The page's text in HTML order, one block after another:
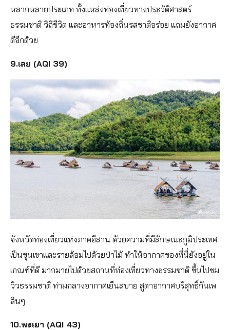
หลากหลายประเภท ทั้งแหล่งท่องเที่ยวทางประวัติศาสตร์
ธรรมชาติ วิถีชีวิต และอาหารท้องถิ่นรสชาติอร่อย แถมยังอากาศ
ดีอีกด้วย
9.เลย (AQI 39)
จังหวัดท่องเที่ยวแห่งภาคอีสาน ด้วยความที่มีลักษณะภูมิประเทศ
เป็นขุนเขาและรายล้อมไปด้วยป่าไม้ ทำให้อากาศของที่นี่ยังอยู่ใน
เกณฑ์ที่ดี มากมายไปด้วยสถานที่ท่องเที่ยวทางธรรมชาติ ขึ้นไปชม
วิวธรรมชาติ ท่ามกลางอากาศเย็นสบาย สูดาอากาศบริสุทธิ์กันเพ
ลินๆ
10.พะเยา (AQI 43)